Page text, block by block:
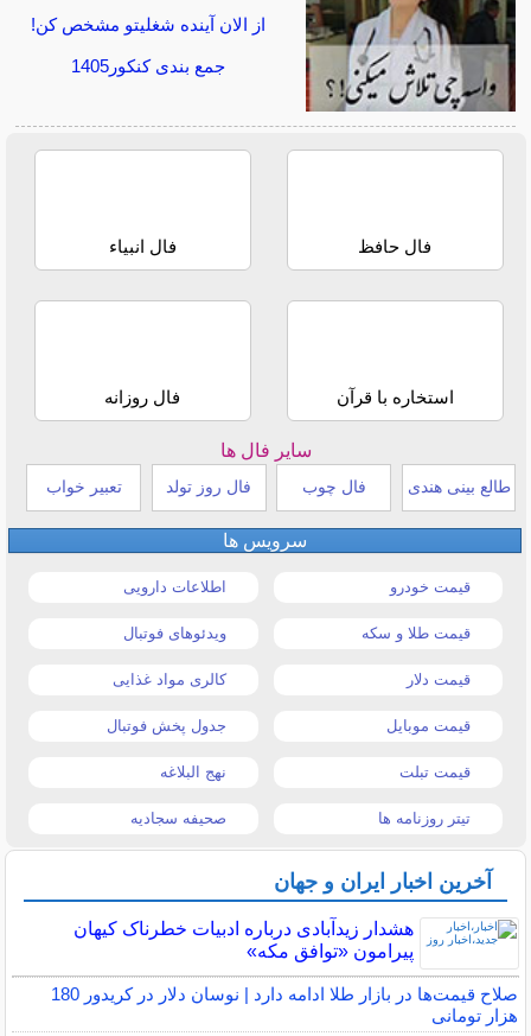
از الان آینده شغلیتو مشخص کن!
جمع بندی کنکور1405
فال حافظ فال انبیاء
استخاره با قرآن فال روزانه
سایر فال ها
طالع بینی هندی فال چوب فال روز تولد تعبیر خواب
سرویس ها
قیمت خودرو اطلاعات دارویی
قیمت طلا و سکه ویدئوهای فوتبال
قیمت دلار کالری مواد غذایی
قیمت موبایل جدول پخش فوتبال
قیمت تبلت نهج البلاغه
تیتر روزنامه ها صحیفه سجادیه
آخرین اخبار ایران و جهان
هشدار زیدآبادی درباره ادبیات خطرناک کیهان
پیرامون «توافق مکه»
صلاح قیمت‌ها در بازار طلا ادامه دارد | نوسان دلار در کریدور 180
هزار تومانی